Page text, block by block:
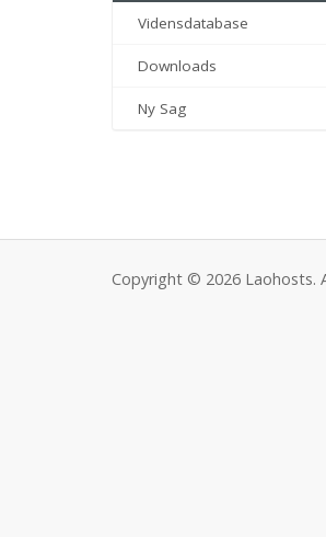
Vidensdatabase
Downloads
Ny Sag
Copyright © 2026 Laohosts.